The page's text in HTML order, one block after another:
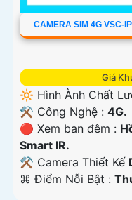
CAMERA SIM 4G VSC-
Giá
🔆 Hình Ành Chất
⚒ Công Nghệ : 4G.
🔴 Xem ban đêm :
Smart IR.
⚒ Camera Thiết Kế
️⌘ Điểm Nỗi Bật :